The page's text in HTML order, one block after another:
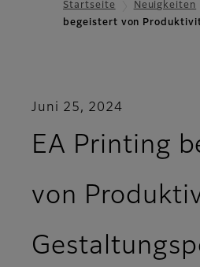
Startseite Neuigkeiten
begeistert von
Juni 25, 2024
EA Printing
von